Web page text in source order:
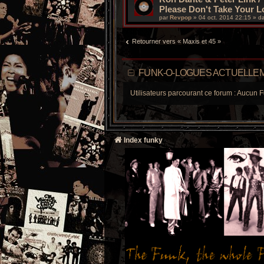
Please Don't Take Your
par Revpop » 04 oct. 2014 22:15 »
Retourner vers « Maxis et 45 »
FUNK-O-LOGUES
Utilisateurs parcourant ce forum : Aucun
Index funky